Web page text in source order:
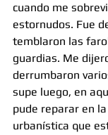
cuando me
estornudos. Fue
temblaron las
guardias. Me
derrumbaron
supe luego, en
pude reparar en
urbanística que